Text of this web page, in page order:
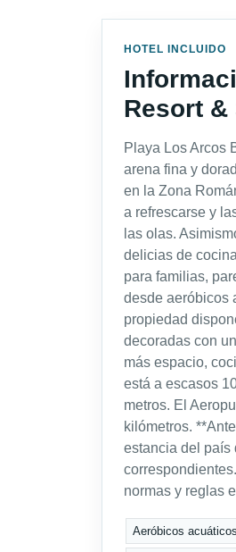
HOTEL INCLUIDO
Resort &
Playa Los Arcos
arena fina y
en la Zona
a refrescarse y
las olas.
delicias de
para familias,
desde aeróbicos
propiedad
decoradas con
más espacio,
está a escasos
metros. El
kilómetros.
estancia del país
normas y reglas
Aeróbicos acuáticos